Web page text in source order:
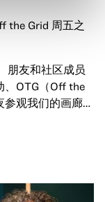
the Grid 周五之
朋友和社区成员
、OTG（Off the
参观我们的画廊和